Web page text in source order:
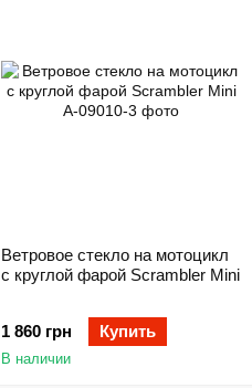
Ветровое стекло на мотоцикл
с круглой фарой Scrambler Mini
1 860 грн Купить
В наличии